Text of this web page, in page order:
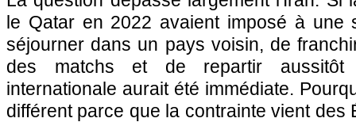
le Qatar en 2022 avaient imposé à une
séjourner dans un pays voisin, de
des matchs et de repartir aussitôt
internationale aurait été immédiate.
différent parce que la contrainte vient des